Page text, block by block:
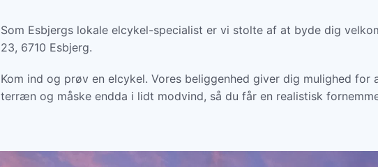
Som Esbjergs lokale elcykel-specialist er vi stolte af at byde dig
23, 6710 Esbjerg.
Kom ind og prøv en elcykel. Vores beliggenhed giver dig mulighed
terræn og måske endda i lidt modvind, så du får en realistisk